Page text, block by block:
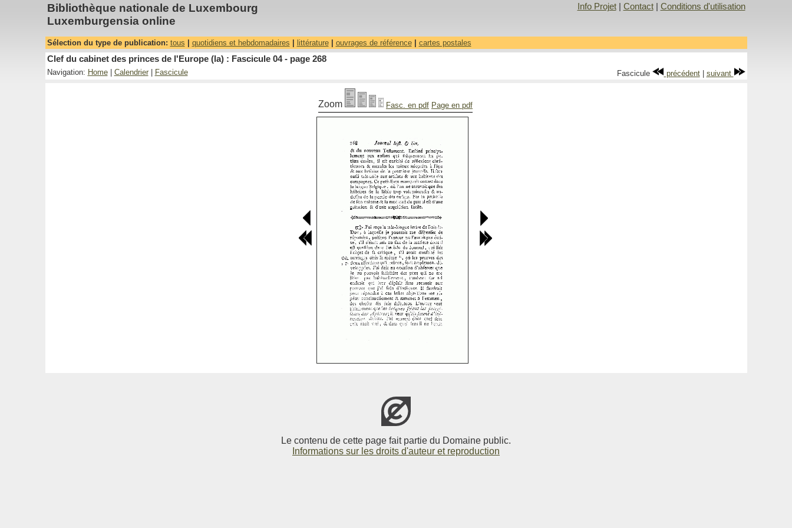
Bibliothèque nationale de Luxembourg
Luxemburgensia online
Info Projet| Contact| Conditions d'utilisation
Sélection du type de publication: tous quotidiens et hebdomadaires littérature| ouvrages de référence| cartes postales
Clef du cabinet des princes de l'Europe (la) : Fascicule 04 - page 268
Navigation: Home| Calendrier| Fascicule Fascicule précédent| suivant
Zoom Fasc. en pdf Page en pdf
Le contenu de cette page fait partie du Domaine public.
Informations sur les droits d'auteur et reproduction